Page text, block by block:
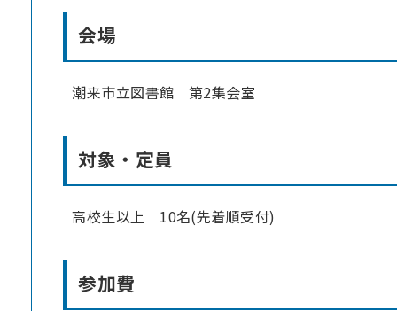
会場
潮来市立図書館 第2集会室
対象・定員
高校生以上 10名(先着順受付)
参加費